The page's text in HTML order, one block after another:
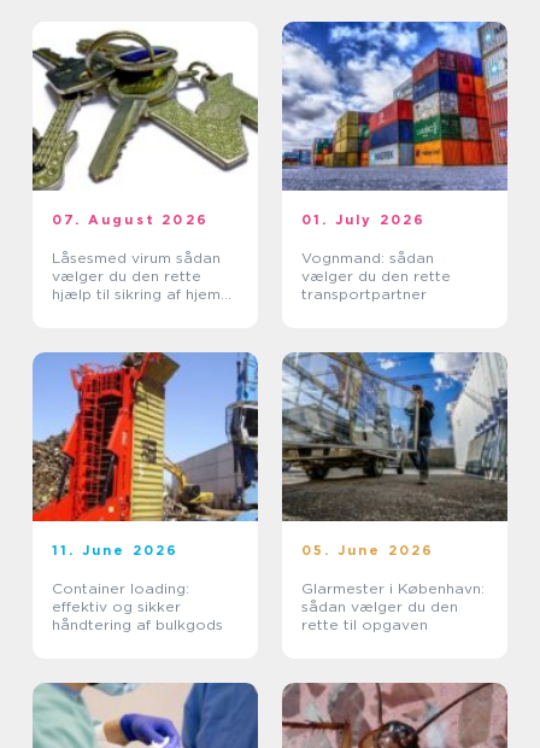
07. August 2026
Låsesmed virum sådan
vælger du den rette
hjælp til sikring af hjem
01. July 2026
Vognmand: sådan
vælger du den rette
transportpartner
11. June 2026
Container loading:
effektiv og sikker
håndtering af bulkgods
05. June 2026
Glarmester i København:
sådan vælger du den
rette til opgaven